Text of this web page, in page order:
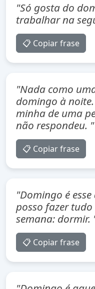
"Só gosta do
trabalhar na
📋 Copiar frase
"Nada como
domingo à
minha de uma
não respondeu. "
📋 Copiar frase
"Domingo é
posso fazer
semana: dormir.
📋 Copiar frase